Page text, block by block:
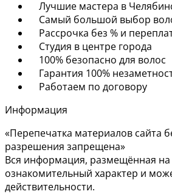
Лучшие мастера в
Самый большой выбор
Рассрочка без % и
Студия в центре города
100% безопасно для волос
Гарантия 100%
Работаем по договору
Информация
«Перепечатка материалов сайта
разрешения запрещена»
Вся информация, размещённая на
ознакомительный характер и
действительности.